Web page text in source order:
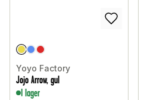
Yoyo Factory
Jojo Arrow, gul
I lager